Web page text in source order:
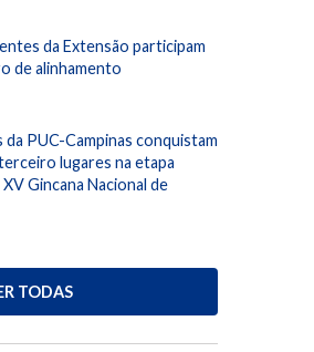
da Extensão participam
de alinhamento
PUC-Campinas conquistam
lugares na etapa
Gincana Nacional de
TODAS